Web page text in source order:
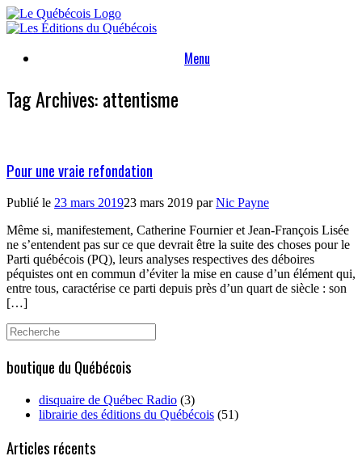
Skip
to
Menu
Tag Archives:attentisme
Pour une vraie refondation
Publié le 23 mars 201923 mars 2019 parNic Payne
Même si, manifestement, Catherine Fournier et Jean-François Lisée
ne s’entendent pas sur ce que devrait être la suite des choses pour le
Parti québécois (PQ), leurs analyses respectives des déboires
péquistes ont en commun d’éviter la mise en cause d’un élément qui,
entre tous, caractérise ce parti depuis près d’un quart de siècle : son
[…]
Search
for:
boutique du Québécois
disquaire de Québec Radio (3)
librairie des éditions du Québécois (51)
Articles récents